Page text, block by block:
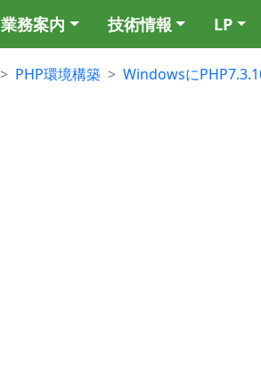
業務案内 技術情報 LP
PHP環境構築 Windowsに